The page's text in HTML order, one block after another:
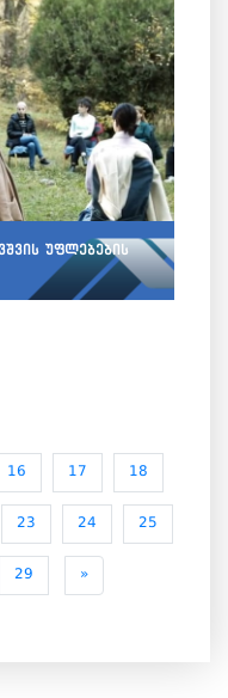
უფლებების
16 17 18
23 24 25
29 »